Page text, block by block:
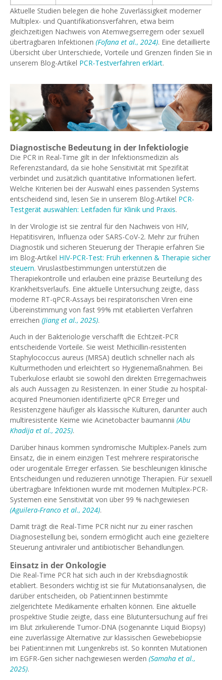
Aktuelle Studien belegen die hohe Zuverlässigkeit moderner
Multiplex- und Quantifikationsverfahren, etwa beim
gleichzeitigen Nachweis von Atemwegserregern oder sexuell
übertragbaren Infektionen (Fofana et al., 2024). Eine detaillierte
Übersicht über Unterschiede, Vorteile und Grenzen finden Sie in
unserem Blog-Artikel PCR-Testverfahren erklärt.
Diagnostische Bedeutung in der Infektiologie
Die PCR in Real-Time gilt in der Infektionsmedizin als
Referenzstandard, da sie hohe Sensitivität mit Spezifität
verbindet und zusätzlich quantitative Informationen liefert.
Welche Kriterien bei der Auswahl eines passenden Systems
entscheidend sind, lesen Sie in unserem Blog-Artikel PCR-
Testgerät auswählen: Leitfaden für Klinik und Praxis.
In der Virologie ist sie zentral für den Nachweis von HIV,
Hepatitisviren, Influenza oder SARS-CoV-2. Mehr zur frühen
Diagnostik und sicheren Steuerung der Therapie erfahren Sie
im Blog-Artikel HIV-PCR-Test: Früh erkennen & Therapie sicher
steuern. Viruslastbestimmungen unterstützen die
Therapiekontrolle und erlauben eine präzise Beurteilung des
Krankheitsverlaufs. Eine aktuelle Untersuchung zeigte, dass
moderne RT-qPCR-Assays bei respiratorischen Viren eine
Übereinstimmung von fast 99% mit etablierten Verfahren
erreichen (Jiang et al., 2025).
Auch in der Bakteriologie verschafft die Echtzeit-PCR
entscheidende Vorteile. Sie weist Methicillin-resistenten
Staphylococcus aureus (MRSA) deutlich schneller nach als
Kulturmethoden und erleichtert so Hygienemaßnahmen. Bei
Tuberkulose erlaubt sie sowohl den direkten Erregernachweis
als auch Aussagen zu Resistenzen. In einer Studie zu hospital-
acquired Pneumonien identifizierte qPCR Erreger und
Resistenzgene häufiger als klassische Kulturen, darunter auch
multiresistente Keime wie Acinetobacter baumannii (Abu
Khadija et al., 2025).
Darüber hinaus kommen syndromische Multiplex-Panels zum
Einsatz, die in einem einzigen Test mehrere respiratorische
oder urogenitale Erreger erfassen. Sie beschleunigen klinische
Entscheidungen und reduzieren unnötige Therapien. Für sexuell
übertragbare Infektionen wurde mit modernen Multiplex-PCR-
Systemen eine Sensitivität von über 99 % nachgewiesen
(Aguilera-Franco et al., 2024).
Damit trägt die Real-Time PCR nicht nur zu einer raschen
Diagnosestellung bei, sondern ermöglicht auch eine gezieltere
Steuerung antiviraler und antibiotischer Behandlungen.
Einsatz in der Onkologie
Die Real-Time PCR hat sich auch in der Krebsdiagnostik
etabliert. Besonders wichtig ist sie für Mutationsanalysen, die
darüber entscheiden, ob Patient:innen bestimmte
zielgerichtete Medikamente erhalten können. Eine aktuelle
prospektive Studie zeigte, dass eine Blutuntersuchung auf frei
im Blut zirkulierende Tumor-DNA (sogenannte Liquid Biopsy)
eine zuverlässige Alternative zur klassischen Gewebebiopsie
bei Patient:innen mit Lungenkrebs ist. So konnten Mutationen
im EGFR-Gen sicher nachgewiesen werden (Samaha et al.,
2025).